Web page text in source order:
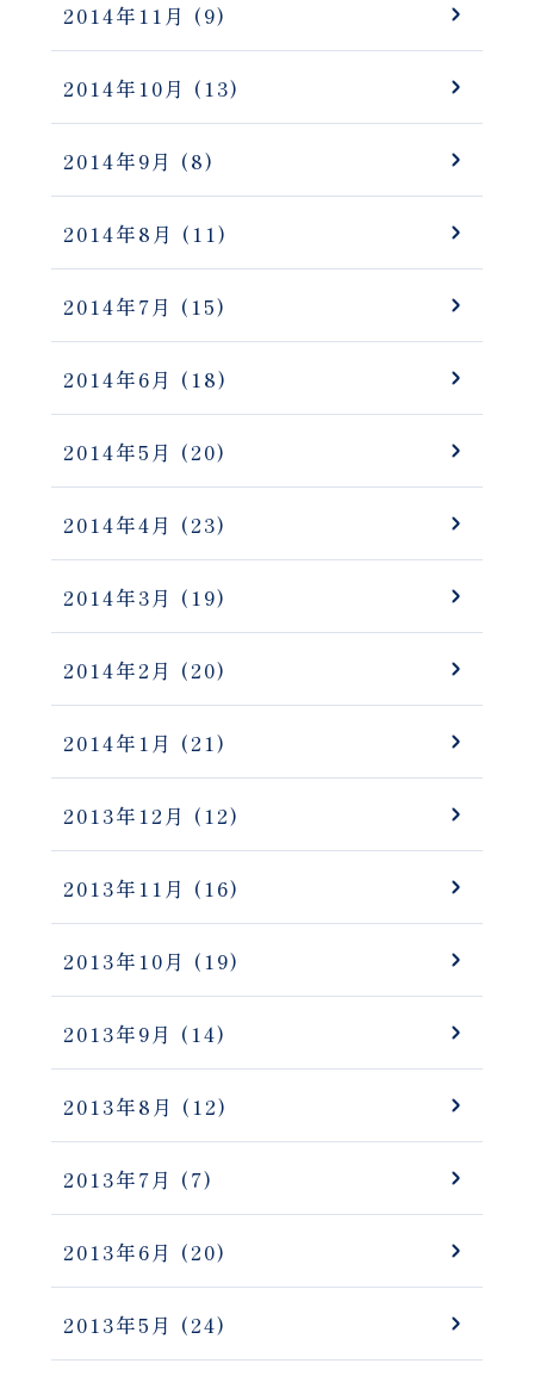
2014年11月 (9)
2014年10月 (13)
2014年9月 (8)
2014年8月 (11)
2014年7月 (15)
2014年6月 (18)
2014年5月 (20)
2014年4月 (23)
2014年3月 (19)
2014年2月 (20)
2014年1月 (21)
2013年12月 (12)
2013年11月 (16)
2013年10月 (19)
2013年9月 (14)
2013年8月 (12)
2013年7月 (7)
2013年6月 (20)
2013年5月 (24)